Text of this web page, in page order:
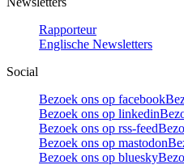
Rapporteur
Englische Newsletters
Social
Bezoek ons op facebook
Bezoek ons op linkedin
Bezoek ons op rss-feed
Bezoek ons op mastodon
Bezoek ons op bluesky